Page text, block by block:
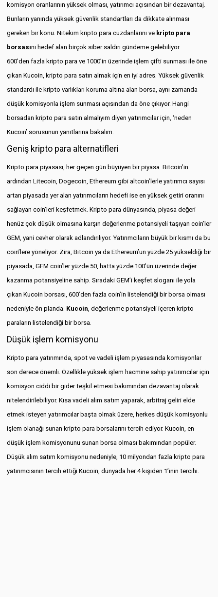
komisyon oranlarının yüksek olması, yatırımcı açısından bir dezavantaj.
Bunların yanında yüksek güvenlik standartları da dikkate alınması
gereken bir konu. Nitekim kripto para cüzdanlarını ve kripto para
borsasını hedef alan birçok siber saldırı gündeme gelebiliyor.
600’den fazla kripto para ve 1000’in üzerinde işlem çifti sunması ile öne
çıkan Kucoin, kripto para satın almak için en iyi adres. Yüksek güvenlik
standardı ile kripto varlıkları koruma altına alan borsa, aynı zamanda
düşük komisyonla işlem sunması açısından da öne çıkıyor. Hangi
borsadan kripto para satın almalıyım diyen yatırımcılar için, ‘neden
Kucoin’ sorusunun yanıtlarına bakalım.
Geniş kripto para alternatifleri
Kripto para piyasası, her geçen gün büyüyen bir piyasa. Bitcoin’in
ardından Litecoin, Dogecoin, Ethereum gibi altcoin’lerle yatırımcı sayısı
artan piyasada yer alan yatırımcıların hedefi ise en yüksek getiri oranını
sağlayan coin’leri keşfetmek. Kripto para dünyasında, piyasa değeri
henüz çok düşük olmasına karşın değerlenme potansiyeli taşıyan coin’ler
GEM, yani cevher olarak adlandırılıyor. Yatırımcıların büyük bir kısmı da bu
coin’lere yöneliyor. Zira, Bitcoin ya da Ethereum’un yüzde 25 yükseldiği bir
piyasada, GEM coin’ler yüzde 50, hatta yüzde 100’ün üzerinde değer
kazanma potansiyeline sahip. Sıradaki GEM’i keşfet sloganı ile yola
çıkan Kucoin borsası, 600’den fazla coin’in listelendiği bir borsa olması
nedeniyle ön planda. Kucoin , değerlenme potansiyeli içeren kripto
paraların listelendiği bir borsa.
Düşük işlem komisyonu
Kripto para yatırımında, spot ve vadeli işlem piyasasında komisyonlar
son derece önemli. Özellikle yüksek işlem hacmine sahip yatırımcılar için
komisyon ciddi bir gider teşkil etmesi bakımından dezavantaj olarak
nitelendirilebiliyor. Kısa vadeli alım satım yaparak, arbitraj geliri elde
etmek isteyen yatırımcılar başta olmak üzere, herkes düşük komisyonlu
işlem olanağı sunan kripto para borsalarını tercih ediyor. Kucoin, en
düşük işlem komisyonunu sunan borsa olması bakımından popüler.
Düşük alım satım komisyonu nedeniyle, 10 milyondan fazla kripto para
yatırımcısının tercih ettiği Kucoin, dünyada her 4 kişiden 1’inin tercihi.